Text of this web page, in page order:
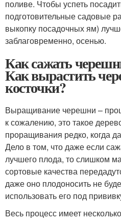
поливе. Чтобы успеть
подготовительные садовые
выкопку посадочных ям)
заблаговременно, осенью.
Как сажать
Как вырастить
косточки?
Выращивание черешни –
к сожалению, это такое
проращивания редко, когда
Дело в том, что даже если
лучшего плода, то слишком
сортовые качества
даже оно плодоносить не
использовать его под
Весь процесс имеет